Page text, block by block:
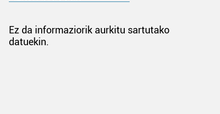
Ez da informaziorik aurkitu sartutako
datuekin.